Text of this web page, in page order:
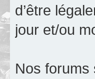
d’être
jour et/ou
Nos forums